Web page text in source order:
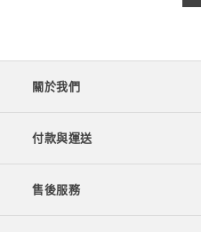
關於我們
付款與運送
售後服務